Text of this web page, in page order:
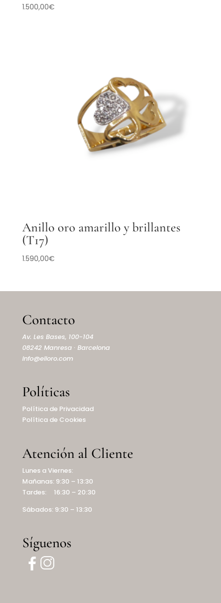
1.500,00€
Anillo oro amarillo y brillantes
(T17)
1.590,00€
Contacto
Av. Les Bases, 100-104
08242 Manresa · Barcelona
info@elioro.com
Políticas
Política de Privacidad
Política de Cookies
Atención al Cliente
Lunes a Viernes:
Mañanas: 9:30 – 13:30
Tardes: 16:30 – 20:30
Sábados: 9:30 – 13:30
Síguenos